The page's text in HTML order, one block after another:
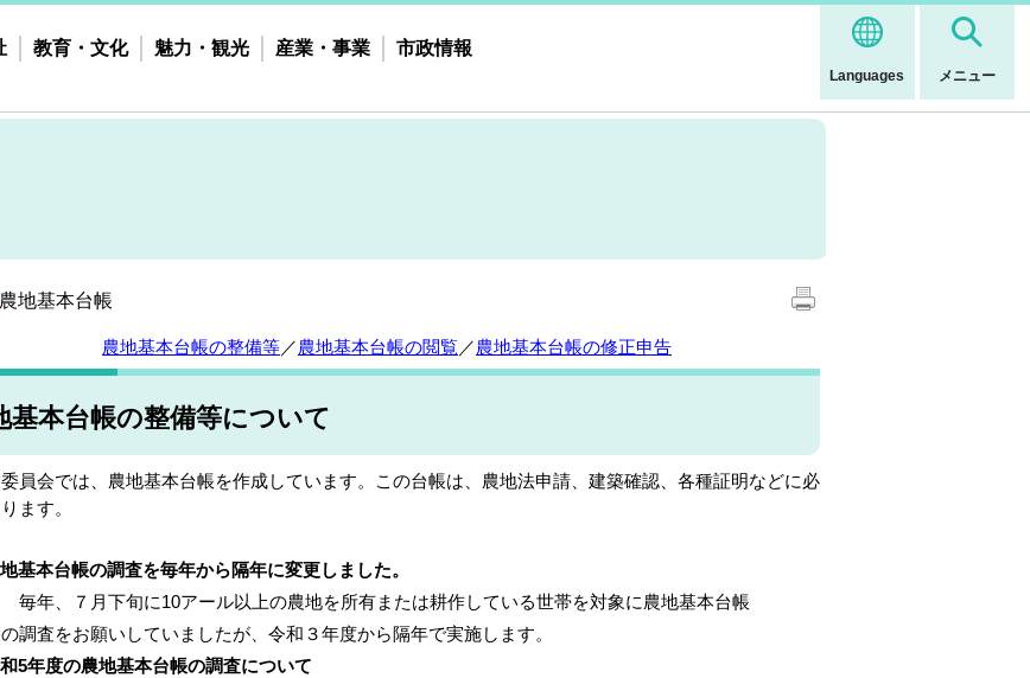
Languages メニュー
教育・文化 魅力・観光 産業・事業 市政情報
農地基本台帳
農地基本台帳の整備等／農地基本台帳の閲覧／農地基本台帳の修正申告
基本台帳の整備等について
員会では、農地基本台帳を作成しています。この台帳は、農地法申請、建築確認、各種証明などに必
ます。
本台帳の調査を毎年から隔年に変更しました。
７月下旬に10アール以上の農地を所有または耕作している世帯を対象に農地基本台帳
をお願いしていましたが、令和３年度から隔年で実施します。
5年度の農地基本台帳の調査について